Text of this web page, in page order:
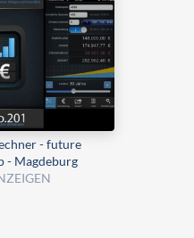
- future
- Magdeburg